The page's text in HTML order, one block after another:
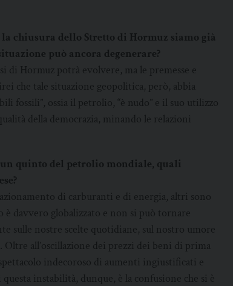
chiusura dello Stretto di Hormuz siamo già
può ancora degenerare?
Hormuz potrà evolvere, ma le premesse e
che tale situazione geopolitica, però, abbia
fossili”, ossia il petrolio, “è nudo” e il suo utilizzo
della democrazia, minando le relazioni
quinto del petrolio mondiale, quali
di carburanti e di energia, altri sono
davvero globalizzato e non si può tornare
sulle nostre scelte quotidiane, sul nostro umore
all’oscillazione dei prezzi dei beni di prima
indecoroso di aumenti ingiustificati e
instabilità, dunque, è la confusione che si è